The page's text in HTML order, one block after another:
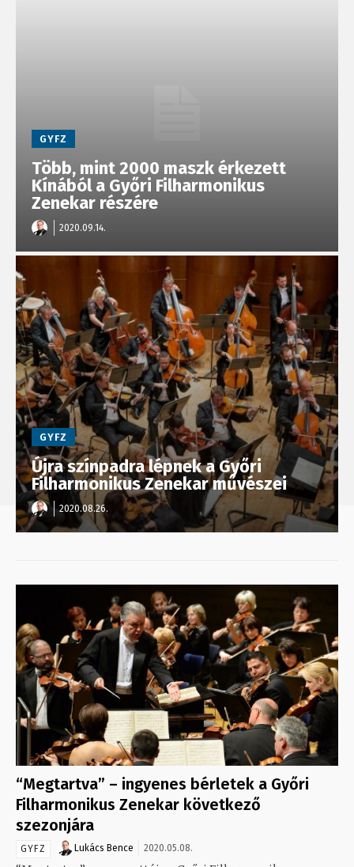
GYFZ
Több, mint 2000 maszk érkezett
Kínából a Győri Filharmonikus
Zenekar részére
2020.09.14.
GYFZ
Újra színpadra lépnek a Győri
Filharmonikus Zenekar művészei
2020.08.26.
“Megtartva” – ingyenes bérletek a Győri
Filharmonikus Zenekar következő
szezonjára
GYFZ Lukács Bence 2020.05.08.